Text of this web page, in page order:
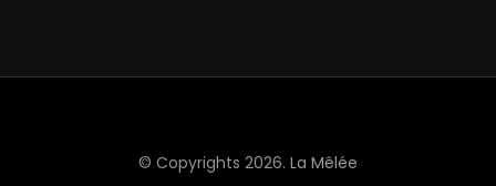
© Copyrights 2026. La Mêlée